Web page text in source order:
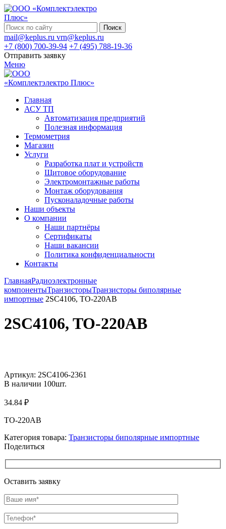
Поиск
mail@keplus.ru vrn@keplus.ru
+7 (800) 700-39-94 +7 (495) 788-19-36
Отправить заявку
Меню
Главная
АСУ ТП
Автоматизация предприятий
Полезная информация
Термометрия
Магазин
Услуги
Разработка плат и устройств
Щитовое оборудование
Электромонтажные работы
Монтаж оборудования
Пусконаладочные работы
Наши объекты
О компании
Наши партнёры
Сертификаты
Наши вакансии
Политика конфиденциальности
Контакты
ГлавнаяРадиоэлектронные
компонентыТранзисторыТранзисторы биполярные
импортные 2SC4106, TO-220AB
2SC4106, TO-220AB
Артикул: 2SC4106-2361
В наличии 100шт.
34.84 ₽
TO-220AB
Категория товара: Транзисторы биполярные импортные
Поделиться
Оставить заявку